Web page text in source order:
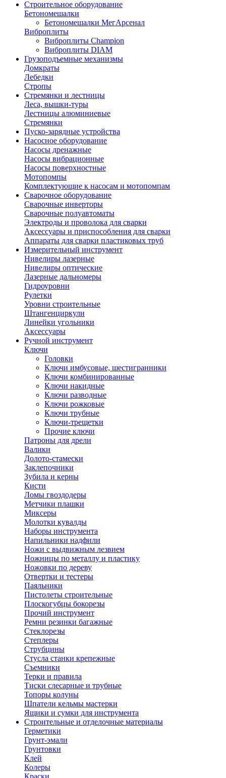
Строительное оборудование
Бетономешалки
Бетономешалки МегАрсенал
Виброплиты
Виброплиты Champion
Виброплиты DIAM
Грузоподъемные механизмы
Домкраты
Лебедки
Стропы
Стремянки и лестницы
Леса, вышки-туры
Лестницы алюминиевые
Стремянки
Пуско-зарядные устройства
Насосное оборудование
Насосы дренажные
Насосы вибрационные
Насосы поверхностные
Мотопомпы
Комплектующие к насосам и мотопомпам
Сварочное оборудование
Сварочные инверторы
Сварочные полуавтоматы
Электроды и проволока для сварки
Аксессуары и приспособления для сварки
Аппараты для сварки пластиковых труб
Измерительный инструмент
Нивелиры лазерные
Нивелиры оптические
Лазерные дальномеры
Гидроуровни
Рулетки
Уровни строительные
Штангенциркули
Линейки угольники
Аксессуары
Ручной инструмент
Ключи
Головки
Ключи имбусовые, шестигранники
Ключи комбинированные
Ключи накидные
Ключи разводные
Ключи рожковые
Ключи трубные
Ключи-трещетки
Прочие ключи
Патроны для дрели
Валики
Долото-стамески
Заклепочники
Зубила и керны
Кисти
Ломы гвоздодеры
Метчики плашки
Миксеры
Молотки кувалды
Наборы инструмента
Напильники надфили
Ножи с выдвижным лезвием
Ножницы по металлу и пластику
Ножовки по дереву
Отвертки и тестеры
Паяльники
Пистолеты строительные
Плоскогубцы бокорезы
Прочий инструмент
Ремни резинки багажные
Стеклорезы
Степлеры
Струбцины
Стусла станки крепежные
Съемники
Терки и правила
Тиски слесарные и трубные
Топоры колуны
Шпатели кельмы мастерки
Ящики и сумки для инструмента
Строительные и отделочные материалы
Герметики
Грунт-эмали
Грунтовки
Клей
Колеры
Краски